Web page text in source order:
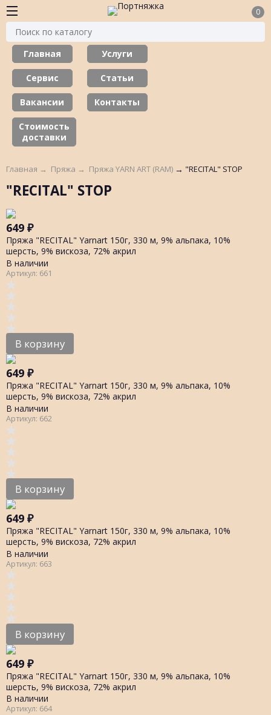
0
Главная Услуги
Сервис Статьи
Вакансии Контакты
Стоимость
доставки
Главная → Пряжа → Пряжа YARN ART (RAM) → "RECITAL" STOP
"RECITAL" STOP
649 ₽
Пряжа "RECITAL" Yarnart 150г, 330 м, 9% альпака, 10%
шерсть, 9% вискоза, 72% акрил
В наличии
Артикул: 661
В корзину
649 ₽
Пряжа "RECITAL" Yarnart 150г, 330 м, 9% альпака, 10%
шерсть, 9% вискоза, 72% акрил
В наличии
Артикул: 662
В корзину
649 ₽
Пряжа "RECITAL" Yarnart 150г, 330 м, 9% альпака, 10%
шерсть, 9% вискоза, 72% акрил
В наличии
Артикул: 663
В корзину
649 ₽
Пряжа "RECITAL" Yarnart 150г, 330 м, 9% альпака, 10%
шерсть, 9% вискоза, 72% акрил
В наличии
Артикул: 664